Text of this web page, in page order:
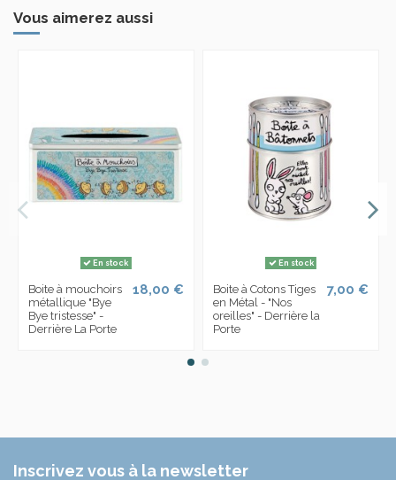
Vous aimerez aussi
En stock
Boite à mouchoirs
métallique "Bye
Bye tristesse" -
Derrière La Porte
18,00 €
En stock
Boite à Cotons Tiges
en Métal - "Nos
oreilles" - Derrière la
Porte
7,00 €
Inscrivez vous à la newsletter